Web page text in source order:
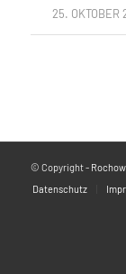
25. OKTOBER
/
© Copyright -
Datenschutz